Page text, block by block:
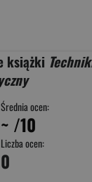
książki
Średnia ocen:
~ /10
Liczba ocen:
0